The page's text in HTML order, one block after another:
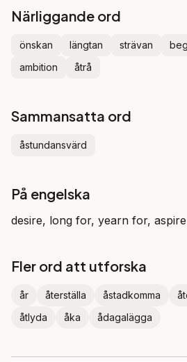
Närliggande ord
önskan längtan strävan
ambition
åtrå
Sammansatta ord
åstundansvärd
På engelska
desire, long for, yearn for,
Fler ord att utforska
år återställa åstadkomma
åtlyda
åka ådagalägga